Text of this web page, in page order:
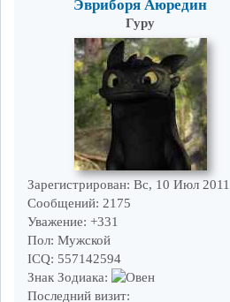
Эвриборя Аюредин
Гуру
Зарегистрирован: Вс, 10 Июл 2011
Сообщений: 2175
Уважение: +331
Пол: Мужской
ICQ: 557142594
Знак Зодиака:
Последний визит: